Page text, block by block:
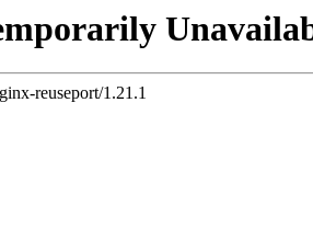
reuseport/1.21.1